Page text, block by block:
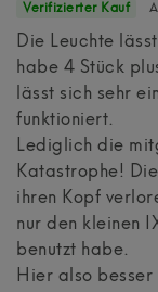
Die Leuchte
habe 4 Stück
lässt sich sehr
funktioniert.
Lediglich die
Katastrophe!
ihren Kopf
nur den kleinen
benutzt habe.
Hier also